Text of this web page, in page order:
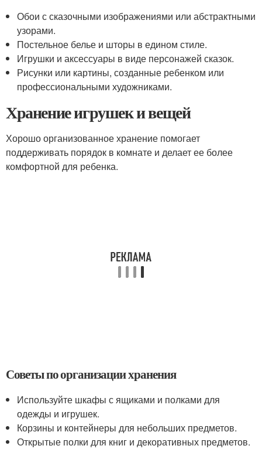
Обои с сказочными изображениями или абстрактными
узорами.
Постельное белье и шторы в едином стиле.
Игрушки и аксессуары в виде персонажей сказок.
Рисунки или картины, созданные ребенком или
профессиональными художниками.
Хранение игрушек и вещей
Хорошо организованное хранение помогает
поддерживать порядок в комнате и делает ее более
комфортной для ребенка.
Советы по организации хранения
Используйте шкафы с ящиками и полками для
одежды и игрушек.
Корзины и контейнеры для небольших предметов.
Открытые полки для книг и декоративных предметов.